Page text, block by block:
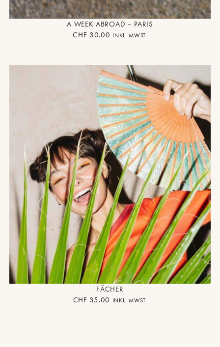
A WEEK ABROAD – PARIS
CHF 30.00 INKL. MWST.
FÄCHER
CHF 35.00 INKL. MWST.